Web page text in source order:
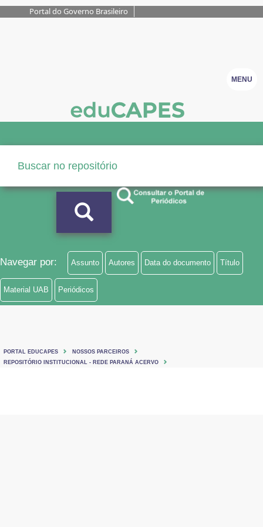
Portal do Governo Brasileiro
MENU
Navegar por: Assunto Autores Data do documento Título
Material UAB Periódicos
PORTAL EDUCAPES
NOSSOS PARCEIROS
REPOSITÓRIO INSTITUCIONAL - REDE PARANÁ ACERVO